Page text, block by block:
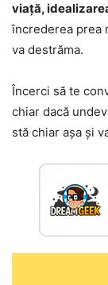
viață,
încrederea prea
va destrăma.
Încerci să te
chiar dacă
stă chiar așa și